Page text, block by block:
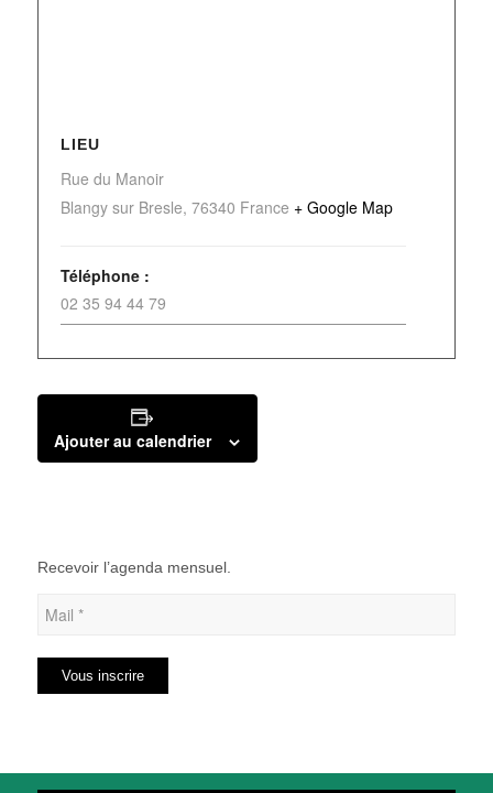
LIEU
Rue du Manoir
Blangy sur Bresle, 76340 France + Google Map
Téléphone :
02 35 94 44 79
Ajouter au calendrier
Recevoir l’agenda mensuel.